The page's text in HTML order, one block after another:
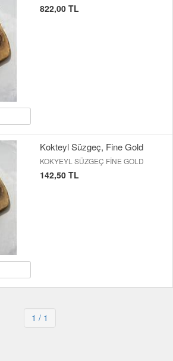
822,00 TL
Kokteyl Süzgeç, Fine Gold
KOKYEYL SÜZGEÇ FİNE GOLD
142,50 TL
1 / 1